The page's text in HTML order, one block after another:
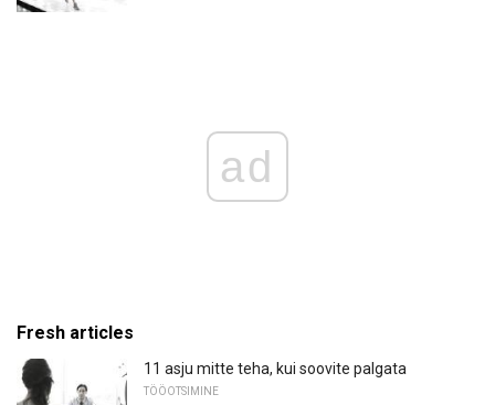
ad
Fresh articles
11 asju mitte teha, kui soovite palgata
TÖÖOTSIMINE